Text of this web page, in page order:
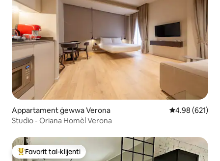
Appartament ġewwa Verona Rating medju
4.98 (621)
Studio - Oriana Homèl Verona
Wieħed mill-aqwa favoriti tal-klijenti
Favorit tal-klijenti